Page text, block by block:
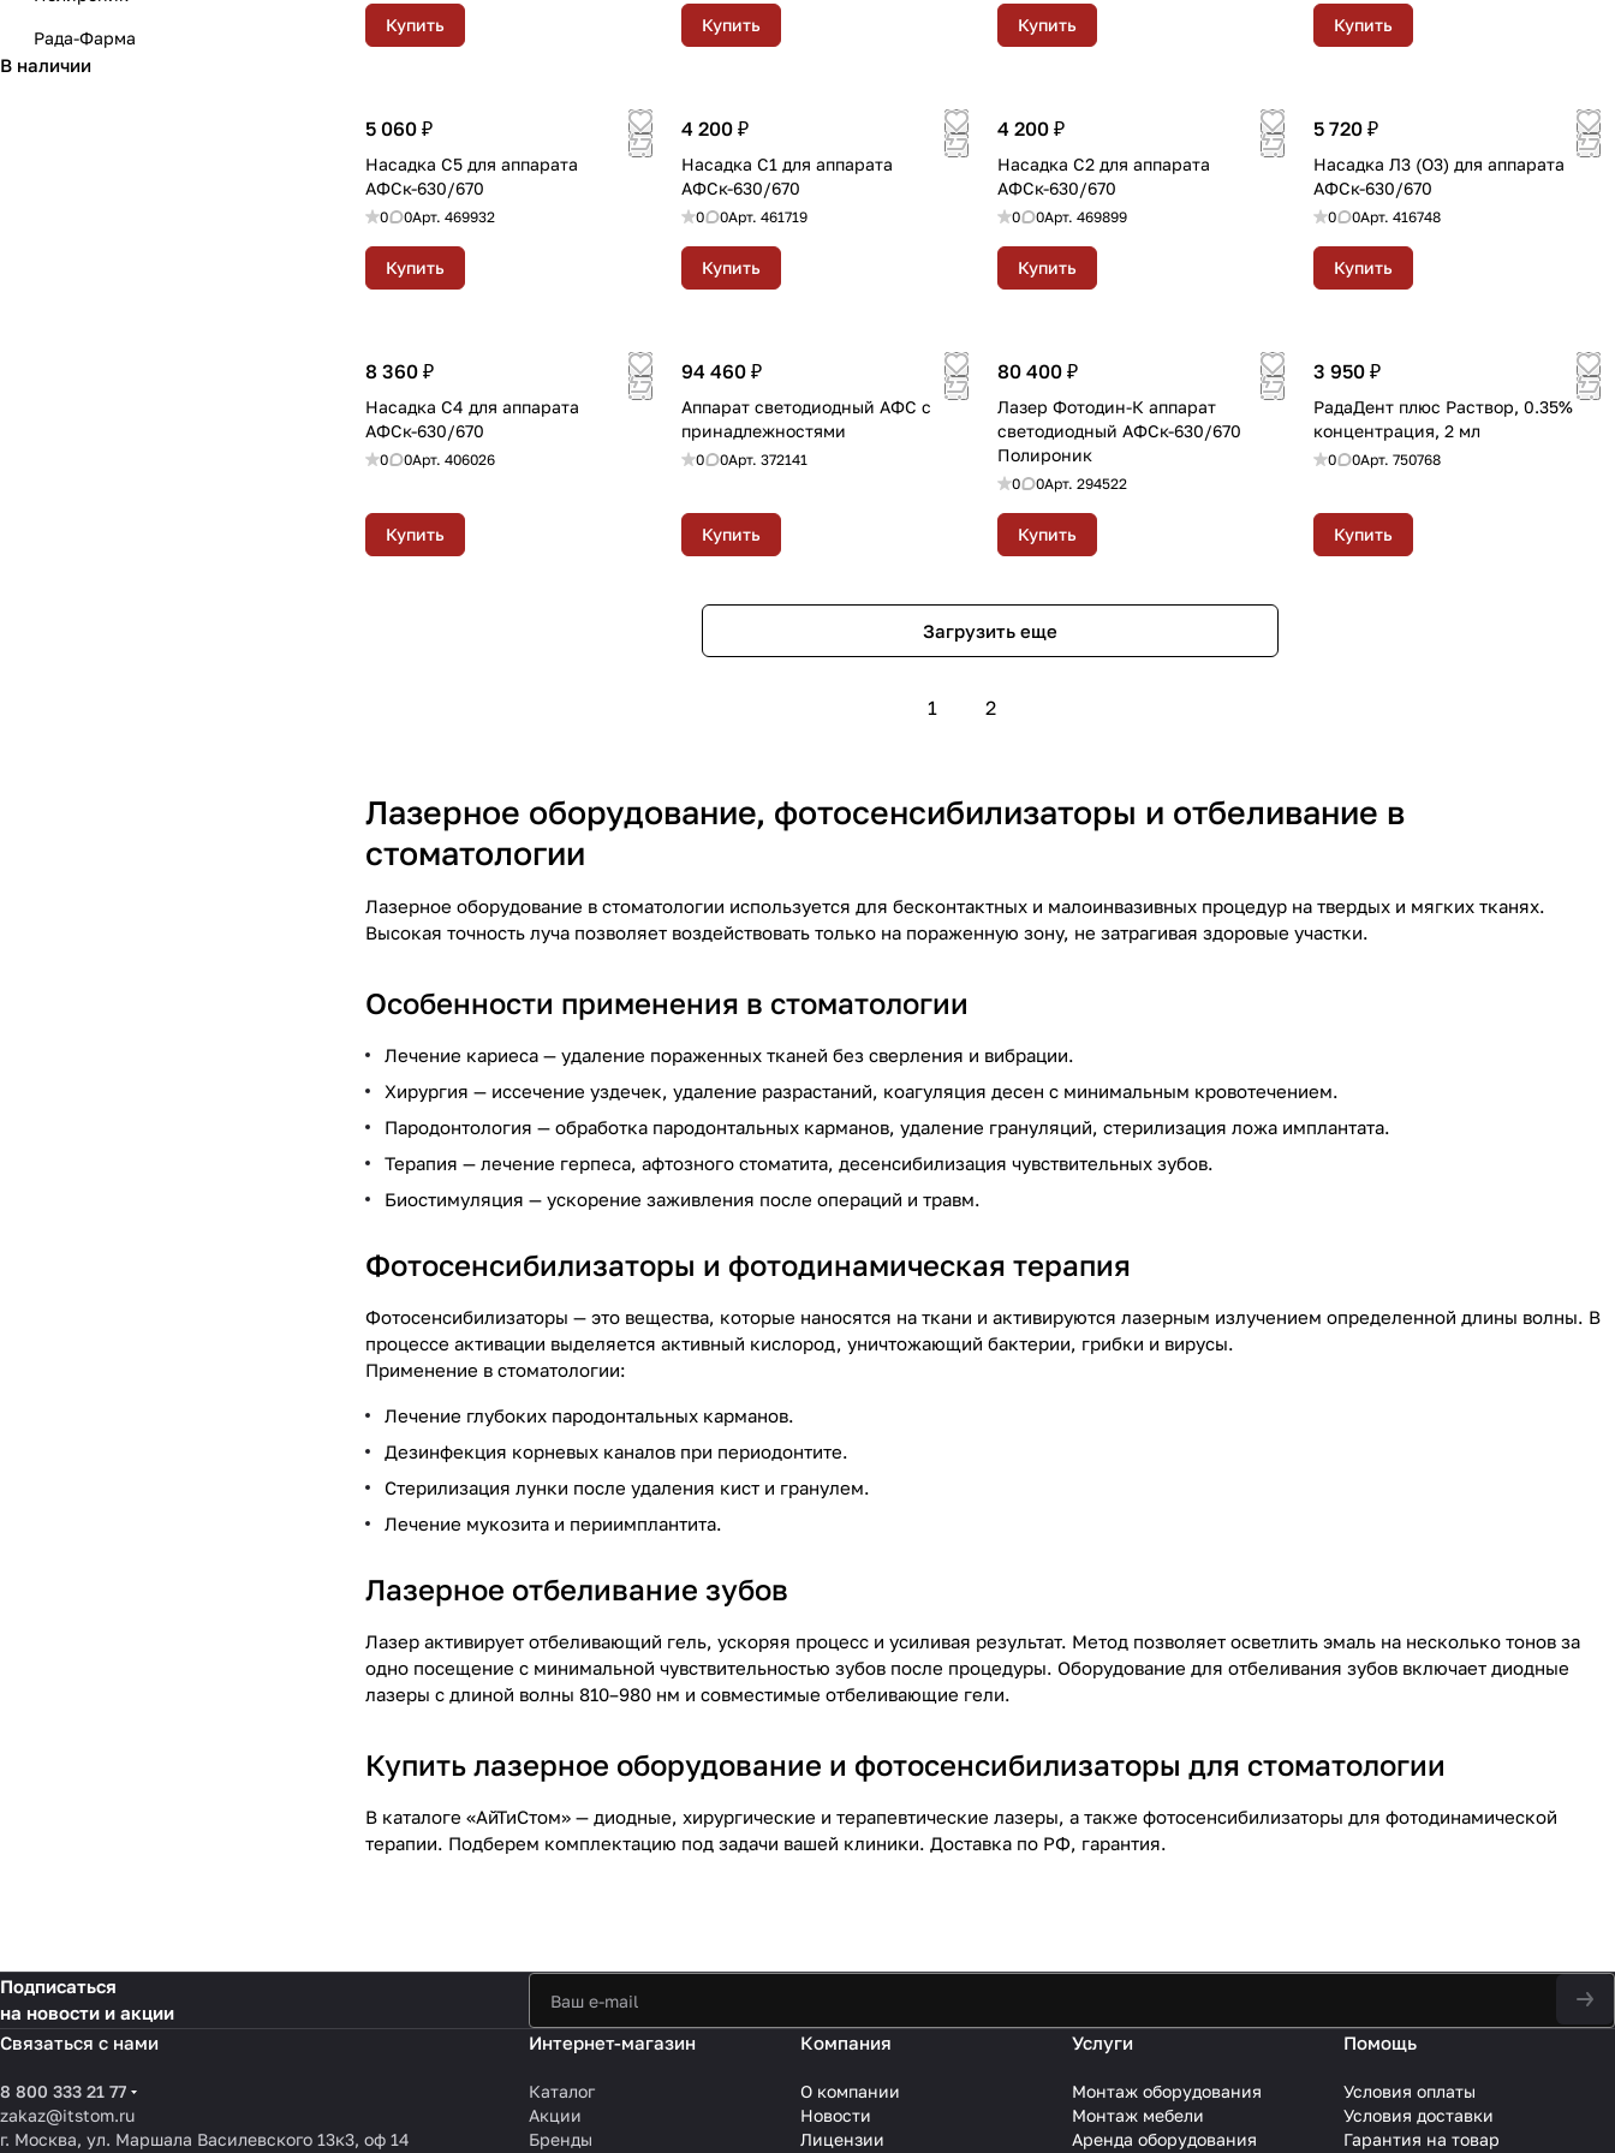
Купить Купить Купить Купить
5 060 ₽
Насадка С5 для аппарата
АФСк-630/670
0 0Арт. 469932
Купить
4 200 ₽
Насадка С1 для аппарата
АФСк-630/670
0 0Арт. 461719
Купить
4 200 ₽
Насадка С2 для аппарата
АФСк-630/670
0 0Арт. 469899
Купить
5 720 ₽
Насадка Л3 (О3) для аппарата
АФСк-630/670
0 0Арт. 416748
Купить
8 360 ₽
Насадка С4 для аппарата
АФСк-630/670
0 0Арт. 406026
Купить
94 460 ₽
Аппарат светодиодный АФС с
принадлежностями
0 0Арт. 372141
Купить
80 400 ₽
Лазер Фотодин-К аппарат
светодиодный АФСк-630/670
Полироник
0 0Арт. 294522
Купить
3 950 ₽
РадаДент плюс Раствор, 0.35%
концентрация, 2 мл
0 0Арт. 750768
Купить
Загрузить еще
1 2
Лазерное оборудование, фотосенсибилизаторы и отбеливание в
стоматологии
Лазерное оборудование в стоматологии используется для бесконтактных и малоинвазивных процедур на твердых и мягких тканях.
Высокая точность луча позволяет воздействовать только на пораженную зону, не затрагивая здоровые участки.
Особенности применения в стоматологии
Лечение кариеса — удаление пораженных тканей без сверления и вибрации.
Хирургия — иссечение уздечек, удаление разрастаний, коагуляция десен с минимальным кровотечением.
Пародонтология — обработка пародонтальных карманов, удаление грануляций, стерилизация ложа имплантата.
Терапия — лечение герпеса, афтозного стоматита, десенсибилизация чувствительных зубов.
Биостимуляция — ускорение заживления после операций и травм.
Фотосенсибилизаторы и фотодинамическая терапия
Фотосенсибилизаторы — это вещества, которые наносятся на ткани и активируются лазерным излучением определенной длины волны. В
процессе активации выделяется активный кислород, уничтожающий бактерии, грибки и вирусы.
Применение в стоматологии:
Лечение глубоких пародонтальных карманов.
Дезинфекция корневых каналов при периодонтите.
Стерилизация лунки после удаления кист и гранулем.
Лечение мукозита и периимплантита.
Лазерное отбеливание зубов
Лазер активирует отбеливающий гель, ускоряя процесс и усиливая результат. Метод позволяет осветлить эмаль на несколько тонов за
одно посещение с минимальной чувствительностью зубов после процедуры. Оборудование для отбеливания зубов включает диодные
лазеры с длиной волны 810–980 нм и совместимые отбеливающие гели.
Купить лазерное оборудование и фотосенсибилизаторы для стоматологии
В каталоге «АйТиСтом» — диодные, хирургические и терапевтические лазеры, а также фотосенсибилизаторы для фотодинамической
терапии. Подберем комплектацию под задачи вашей клиники. Доставка по РФ, гарантия.
Рада-Фарма
В наличии
Подписаться
на новости и акции
Связаться с нами
8 800 333 21 77
zakaz@itstom.ru
г. Москва, ул. Маршала Василевского 13к3, оф 14
Интернет-магазин
Каталог
Акции
Бренды
Компания
О компании
Новости
Лицензии
Услуги
Монтаж оборудования
Монтаж мебели
Аренда оборудования
Помощь
Условия оплаты
Условия доставки
Гарантия на товар